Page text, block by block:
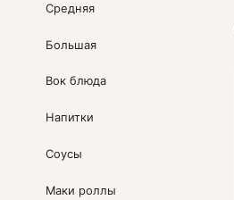
Средняя
Большая
Вок блюда
Напитки
Соусы
Маки роллы